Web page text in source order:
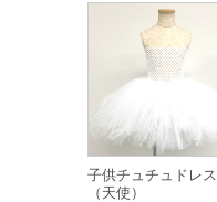
子供チュチュドレス
（天使）